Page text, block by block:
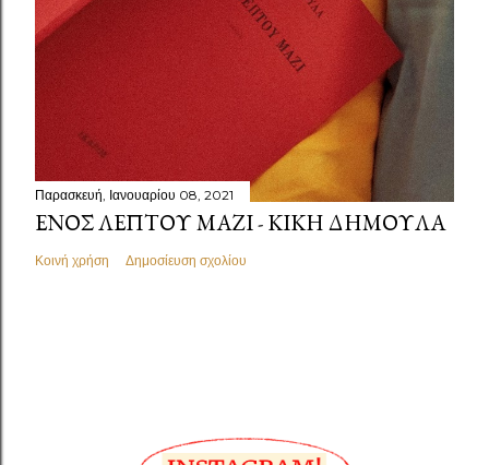
Παρασκευή, Ιανουαρίου 08, 2021
ΕΝΌΣ ΛΕΠΤΟΎ ΜΑΖΊ - ΚΙΚΉ ΔΗΜΟΥΛΆ
Κοινή χρήση Δημοσίευση σχολίου